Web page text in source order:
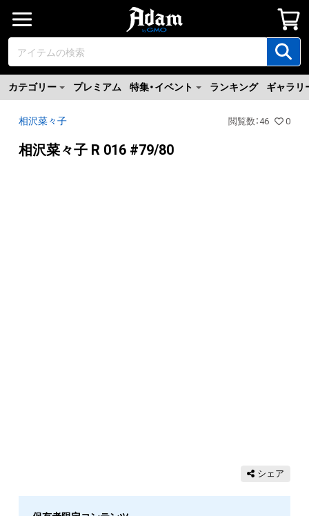
カテゴリー プレミアム 特集・イベント ランキング ギャラリ
相沢菜々子 閲覧数 ：46 0
相沢菜々子 R 016 #79/80
シェア